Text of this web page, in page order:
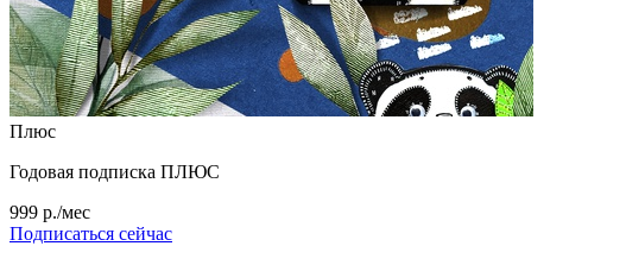
Плюс
Годовая подписка ПЛЮС
999 р./мес
Подписаться сейчас